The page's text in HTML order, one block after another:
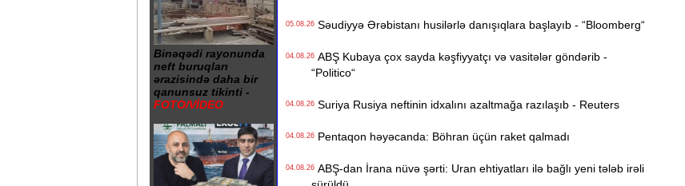
Binəqədi rayonunda
neft buruqları
ərazisində daha bir
qanunsuz tikinti -
FOTO/VİDEO
05.08.26Səudiyyə Ərəbistanı husilərlə danışıqlara başlayıb - “Bloomberg“
04.08.26ABŞ Kubaya çox sayda kəşfiyyatçı və vasitələr göndərib -
“Politico“
04.08.26Suriya Rusiya neftinin idxalını azaltmağa razılaşıb - Reuters
04.08.26Pentaqon həyəcanda: Böhran üçün raket qalmadı
04.08.26ABŞ-dan İrana nüvə şərti: Uran ehtiyatları ilə bağlı yeni tələb irəli